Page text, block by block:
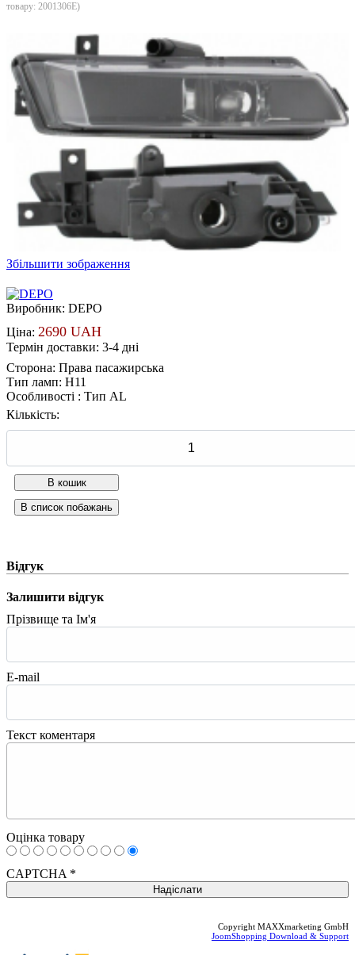
товару: 2001306E)
Збільшити зображення
Виробник: DEPO
Ціна: 2690 UAH
Термін доставки: 3-4 дні
Сторона: Права пасажирська
Тип ламп: H11
Особливості : Тип AL
Кількість:
Відгук
Залишити відгук
Прізвище та Ім'я
E-mail
Текст коментаря
Оцінка товару
CAPTCHA *
Copyright MAXXmarketing GmbH
JoomShopping Download & Support